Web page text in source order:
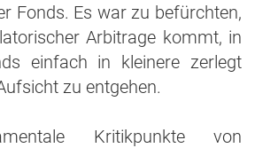
Fonds. Es war zu befürchten,
Arbitrage kommt, in
einfach in kleinere zerlegt
zu entgehen.
Kritikpunkte von